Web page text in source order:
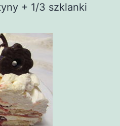
+ 1/3 szklanki